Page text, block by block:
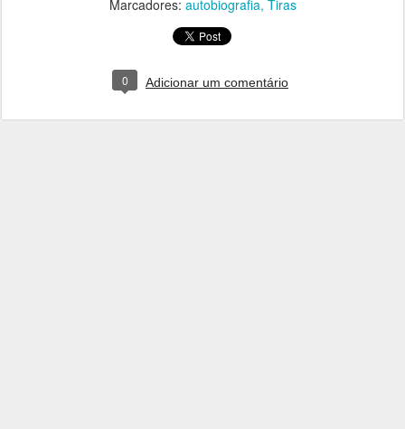
Marcadores: autobiografia Tiras
0 Adicionar um comentário